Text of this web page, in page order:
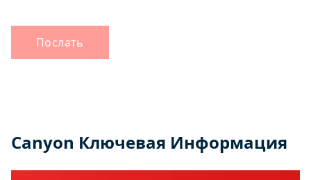
Послать
Canyon Ключевая Информация